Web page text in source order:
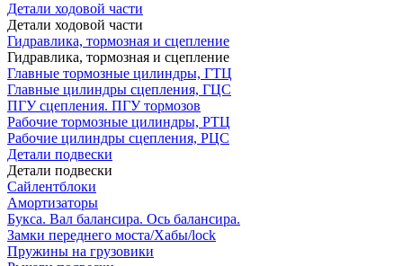
Детали ходовой части
Детали ходовой части
Гидравлика, тормозная и сцепление
Гидравлика, тормозная и сцепление
Главные тормозные цилиндры, ГТЦ
Главные цилиндры сцепления, ГЦС
ПГУ сцепления. ПГУ тормозов
Рабочие тормозные цилиндры, РТЦ
Рабочие цилиндры сцепления, РЦС
Детали подвески
Детали подвески
Cайлентблоки
Амортизаторы
Букса. Вал балансира. Ось балансира.
Замки переднего моста/Хабы/lock
Пружины на грузовики